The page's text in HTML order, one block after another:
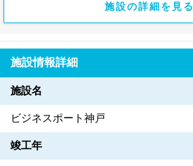
施設の詳細を見
施設情報詳細
施設名
ビジネスポート神戸
竣工年